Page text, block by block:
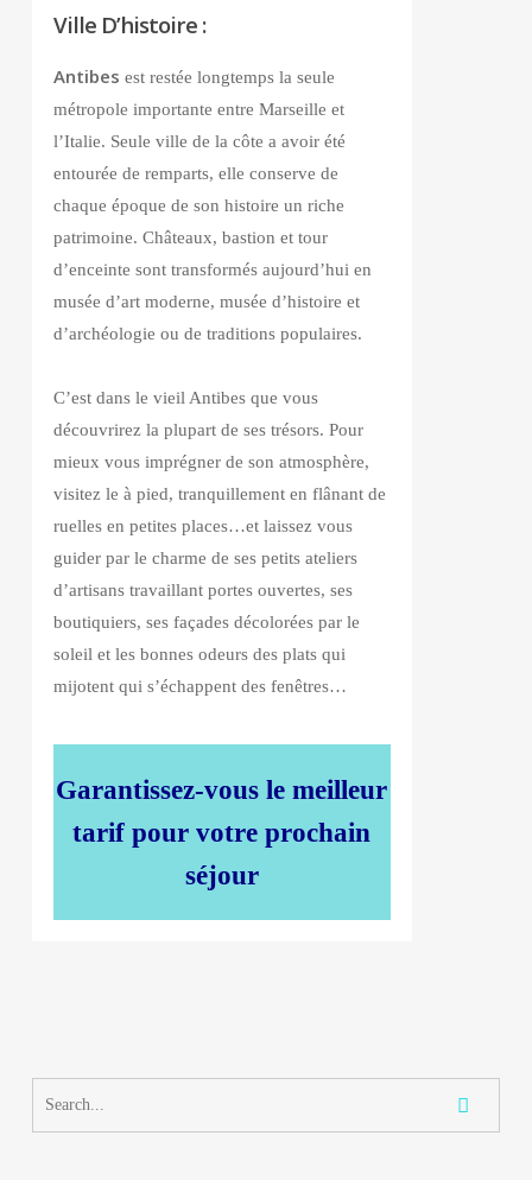
Ville D’histoire :
Antibes est restée longtemps la seule
métropole importante entre Marseille et
l’Italie. Seule ville de la côte a avoir été
entourée de remparts, elle conserve de
chaque époque de son histoire un riche
patrimoine. Châteaux, bastion et tour
d’enceinte sont transformés aujourd’hui en
musée d’art moderne, musée d’histoire et
d’archéologie ou de traditions populaires.
C’est dans le vieil Antibes que vous
découvrirez la plupart de ses trésors. Pour
mieux vous imprégner de son atmosphère,
visitez le à pied, tranquillement en flânant de
ruelles en petites places…et laissez vous
guider par le charme de ses petits ateliers
d’artisans travaillant portes ouvertes, ses
boutiquiers, ses façades décolorées par le
soleil et les bonnes odeurs des plats qui
mijotent qui s’échappent des fenêtres…
Garantissez-vous le meilleur
tarif pour votre prochain
séjour